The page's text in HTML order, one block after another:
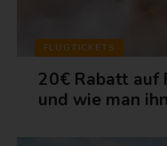
FLUGTICKETS
20€ Rabatt auf
und wie man